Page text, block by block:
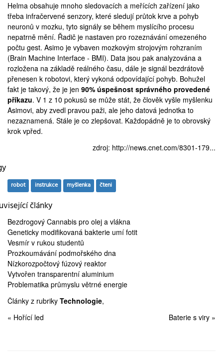
Helma obsahuje mnoho sledovacích a meřících zařízení jako
třeba infračervené senzory, které sledují průtok krve a pohyb
neuronů v mozku, tyto signály se během myslícího procesu
nepatrně mění. Řadič je nastaven pro rozeznávání omezeného
počtu gest. Asimo je vybaven mozkovým strojovým rohzraním
(Brain Machine Interface - BMI). Data jsou pak analyzována a
rozložena na základě reálného času, dále je signál bezdrátově
přenesen k robotovi, který vykoná odpovídající pohyb. Bohužel
fakt je takový, že je jen 90% úspešnost správného provedené
příkazu. V 1 z 10 pokusů se může stát, že člověk vyšle myšlenku
Asimovi, aby zvedl pravou paži, ale jeho datová jednotka to
nezaznamená. Stále je co zlepšovat. Každopádně je to obrovský
krok vpřed.
zdroj: http://news.cnet.com/8301-179...
robot instrukce myšlenka čteni
články
Bezdrogový Cannabis pro olej a vlákna
Geneticky modifikovaná bakterie umí fotit
Vesmír v rukou studentů
Prozkoumávání podmořského dna
Nízkorozpočtový fúzový reaktor
Vytvořen transparentní aluminium
Problematika průmyslu větrné energie
Články z rubriky Technologie,
« Hořící led
Baterie s viry »